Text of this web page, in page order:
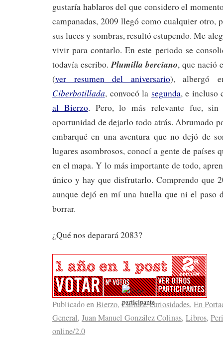
gustaría hablaros del que considero el
campanadas, 2009 llegó como cualquier otro,
sus luces y sombras, resultó estupendo. Me
vivir para contarlo. En este periodo se
todavía escribo.Plumilla berciano, que nació
(ver resumen del aniversario), albergó
Ciberbotillada, convocó la segunda, e incluso
al Bierzo. Pero, lo más relevante fue,
oportunidad de dejarlo todo atrás. Abrumado
embarqué en una aventura que no dejó de
lugares asombrosos, conocí a gente de países
en el mapa. Y lo más importante de todo,
único y hay que disfrutarlo. Comprendo que
aunque dejó en mí una huella que ni el paso
borrar.
¿Qué nos deparará 2083?
Publicado enBierzo, Cultura,curiosidades, En
General, Juan Manuel González Colinas, Libros,
online/2.0